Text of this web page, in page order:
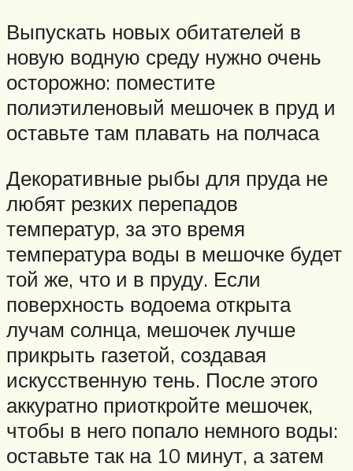
Выпускать новых обитателей в
новую водную среду нужно очень
осторожно: поместите
полиэтиленовый мешочек в пруд и
оставьте там плавать на полчаса
Декоративные рыбы для пруда не
любят резких перепадов
температур, за это время
температура воды в мешочке будет
той же, что и в пруду. Если
поверхность водоема открыта
лучам солнца, мешочек лучше
прикрыть газетой, создавая
искусственную тень. После этого
аккуратно приоткройте мешочек,
чтобы в него попало немного воды:
оставьте так на 10 минут, а затем